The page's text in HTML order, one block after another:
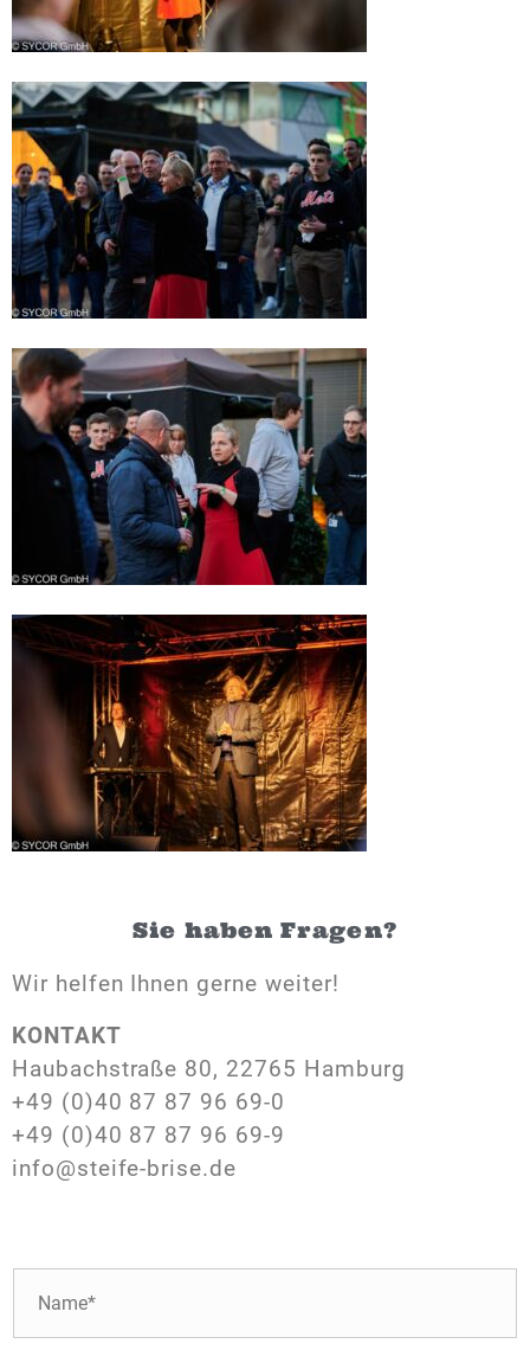
Sie haben Fragen?
Wir helfen Ihnen gerne weiter!
KONTAKT
Haubachstraße 80, 22765 Hamburg
+49 (0)40 87 87 96 69-0
+49 (0)40 87 87 96 69-9
info@steife-brise.de